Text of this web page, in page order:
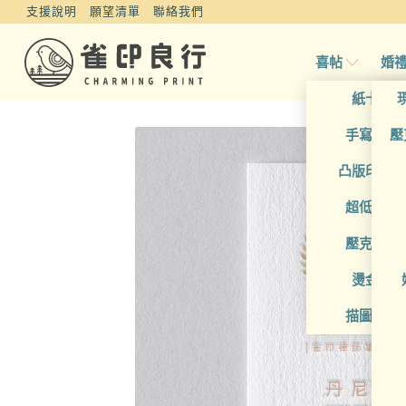
支援說明 願望清單 聯絡我們
喜帖
紙卡喜帖
手寫風喜
凸版印刷
超低價喜
壓克力喜
燙金喜帖
描圖紙喜
婚